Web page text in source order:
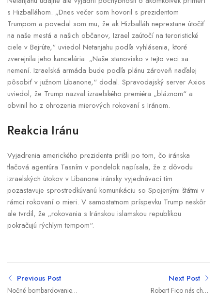
s Hizballáhom. „Dnes večer som hovoril s prezidentom
Trumpom a povedal som mu, že ak Hizballáh neprestane útočiť
na naše mestá a našich občanov, Izrael zaútočí na teroristické
ciele v Bejrúte,“ uviedol Netanjahu podľa vyhlásenia, ktoré
zverejnila jeho kancelária. „Naše stanovisko v tejto veci sa
nemení. Izraelská armáda bude podľa plánu zároveň naďalej
pôsobiť v južnom Libanone,“ dodal. Spravodajský server Axios
uviedol, že Trump nazval izraelského premiéra „bláznom“ a
obvinil ho z ohrozenia mierových rokovaní s Iránom.
Reakcia Iránu
Vyjadrenia amerického prezidenta prišli po tom, čo iránska
tlačová agentúra Tasním v pondelok napísala, že z dôvodu
izraelských útokov v Libanone iránsky vyjednávací tím
pozastavuje sprostredkúvanú komunikáciu so Spojenými štátmi v
rámci rokovaní o mieri. V samostatnom príspevku Trump neskôr
ale tvrdil, že „rokovania s Iránskou islamskou republikou
pokračujú rýchlym tempom“.
Previous Post
Nočné bombardovanie
Next Post
Robert Fico nás chce